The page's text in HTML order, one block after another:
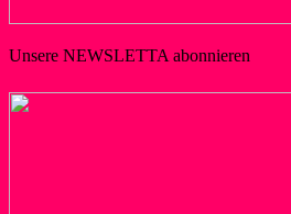
Unsere NEWSLETTA abonnieren